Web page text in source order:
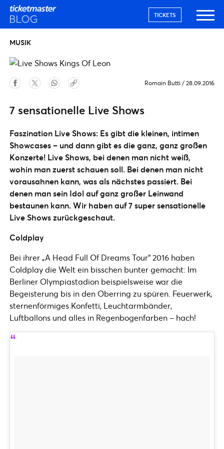
TICKETS
MUSIK
Romain Butti / 28.09.2016
7 sensationelle Live Shows
Faszination Live Shows: Es gibt die kleinen, intimen
Showcases – und dann gibt es die ganz, ganz großen
Konzerte! Live Shows, bei denen man nicht weiß,
wohin man zuerst schauen soll. Bei denen man nicht
vorausahnen kann, was als nächstes passiert. Bei
denen man sein Idol auf ganz großer Leinwand
bestaunen kann. Wir haben auf 7 super sensationelle
Live Shows zurückgeschaut.
Coldplay
Bei ihrer „A Head Full Of Dreams Tour“ 2016 haben
Coldplay die Welt ein bisschen bunter gemacht: Im
Berliner Olympiastadion beispielsweise war die
Begeisterung bis in den Oberring zu spüren. Feuerwerk,
sternenförmiges Konfetti, Leuchtarmbänder,
Luftballons und alles in Regenbogenfarben – hach!